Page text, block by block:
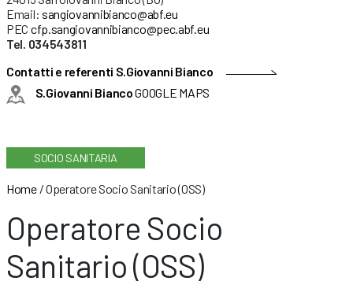
Email: sangiovannibianco@abf.eu
PEC cfp.sangiovannibianco@pec.abf.eu
Tel. 034543811
Contatti e referenti S.Giovanni Bianco
S.Giovanni BiancoGOOGLE MAPS
SOCIO SANITARIA
Home/Operatore Socio Sanitario (OSS)
Operatore Socio
Sanitario (OSS)